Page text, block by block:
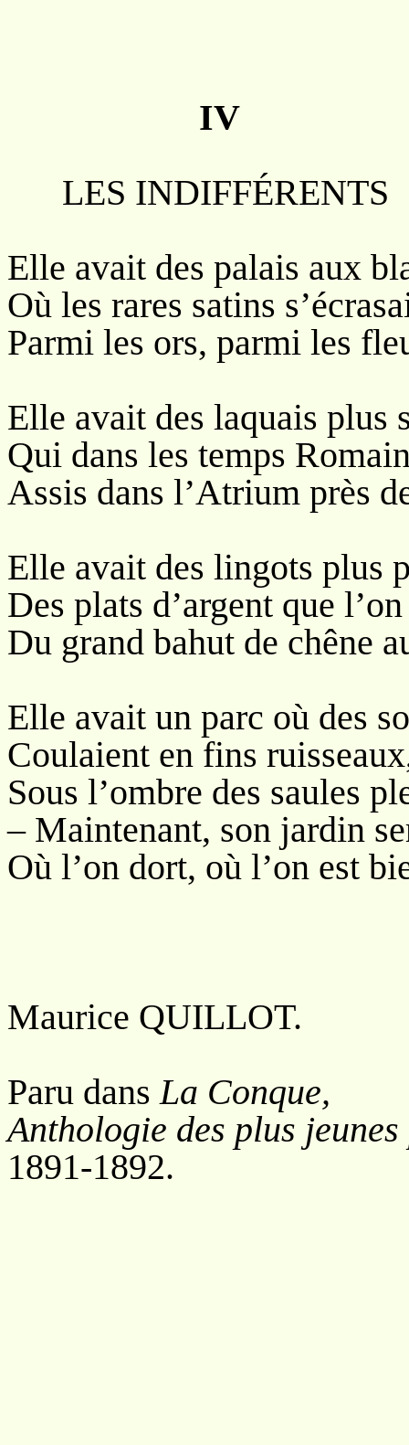
IV
LES INDIFFÉRENTS
Elle avait des palais aux
Où les rares satins
Parmi les ors, parmi les
Elle avait des laquais plus
Qui dans les temps
Assis dans l’Atrium près
Elle avait des lingots plus
Des plats d’argent que
Du grand bahut de chêne
Elle avait un parc où des
Coulaient en fins
Sous l’ombre des saules
– Maintenant, son jardin
Où l’on dort, où l’on est
Maurice QUILLOT.
Paru dansLa Conque,
Anthologie des plus jeunes
1891-1892.